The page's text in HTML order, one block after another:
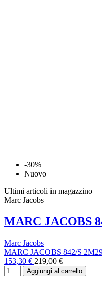
-30%
Nuovo
Ultimi articoli in magazzino
Marc Jacobs
MARC JACOBS
Marc Jacobs
MARC JACOBS 842/S
153,30 € 219,00 €
Aggiungi al carrello